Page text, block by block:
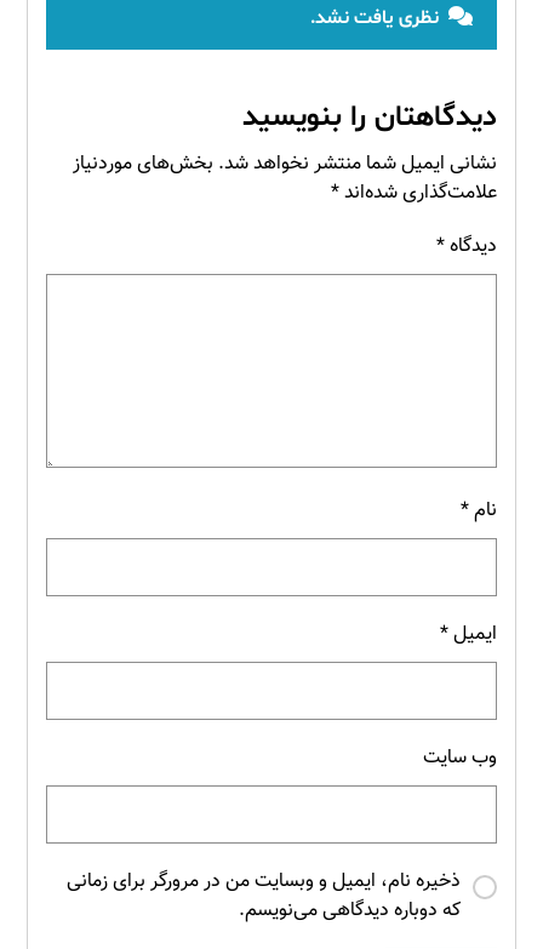
نظری یافت نشد.
دیدگاهتان را بنویسید
نشانی ایمیل شما منتشر نخواهد شد. بخش‌های موردنیاز
علامت‌گذاری شده‌اند*
دیدگاه*
نام*
ایمیل*
وب‌ سایت
ذخیره نام، ایمیل و وبسایت من در مرورگر برای زمانی
که دوباره دیدگاهی می‌نویسم.